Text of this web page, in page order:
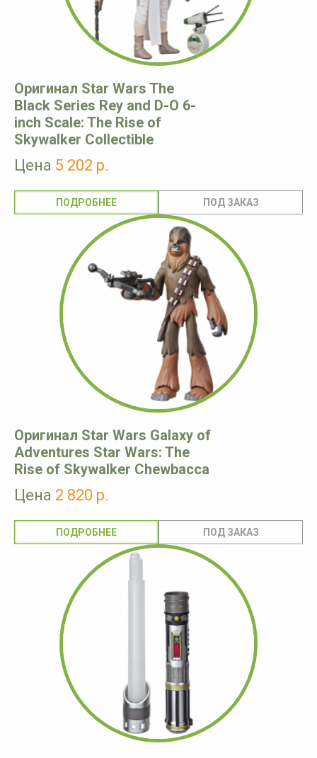
Оригинал Star Wars The
Black Series Rey and D-O 6-
inch Scale: The Rise of
Skywalker Collectible
Цена 5 202 р.
ПОДРОБНЕЕ
Оригинал Star Wars Galaxy of
Adventures Star Wars: The
Rise of Skywalker Chewbacca
Цена 2 820 р.
ПОДРОБНЕЕ